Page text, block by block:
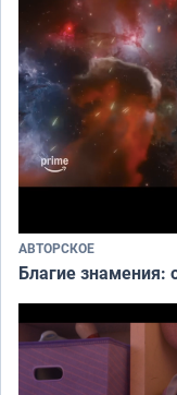
АВТОРСКОЕ
Благие